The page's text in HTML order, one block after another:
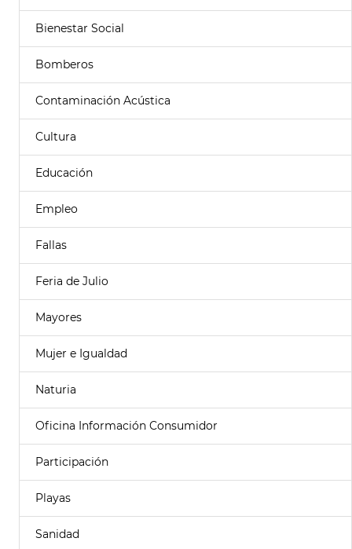
Bienestar Social
Bomberos
Contaminación Acústica
Cultura
Educación
Empleo
Fallas
Feria de Julio
Mayores
Mujer e Igualdad
Naturia
Oficina Información Consumidor
Participación
Playas
Sanidad